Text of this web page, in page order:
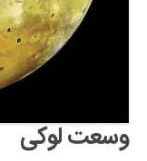
وسعت لوکی